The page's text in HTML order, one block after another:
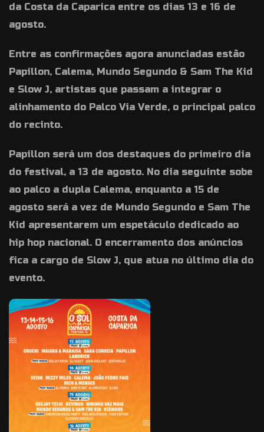
da Costa da Caparica entre os dias 13 e 16 de
agosto.
Entre as confirmações agora anunciadas estão
Papillon, Calema, Mundo Segundo & Sam The Kid
e Slow J, artistas que passam a integrar o
alinhamento do Palco Via Verde, o principal palco
do recinto.
Papillon será um dos destaques do primeiro dia
do festival, a 13 de agosto. No dia seguinte sobe
ao palco a dupla Calema, enquanto a 15 de
agosto será a vez de Mundo Segundo e Sam The
Kid apresentarem um espetáculo dedicado ao
hip hop nacional. O encerramento dos anúncios
fica a cargo de Slow J, que atua no último dia do
evento.